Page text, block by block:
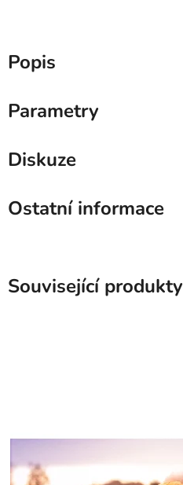
Popis
Parametry
Diskuze
Ostatní informace
Související produkty